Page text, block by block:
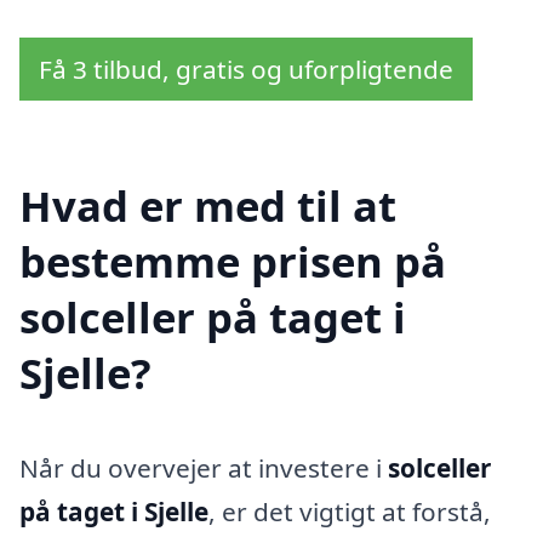
Få 3 tilbud, gratis og uforpligtende
Hvad er med til at
bestemme prisen på
solceller på taget i
Sjelle?
Når du overvejer at investere i solceller
på taget i Sjelle, er det vigtigt at forstå,